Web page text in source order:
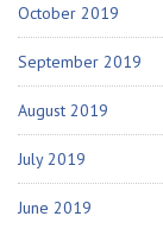
October 2019
September 2019
August 2019
July 2019
June 2019